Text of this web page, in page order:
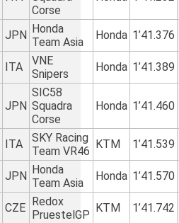
Corse
JPN
Honda
Team Asia
Honda 1’41.376
ITA
VNE
Snipers
Honda 1’41.389
JPN
SIC58
Squadra
Corse
Honda 1’41.460
ITA
SKY Racing
Team VR46
KTM 1’41.539
JPN
Honda
Team Asia
Honda 1’41.570
CZE
Redox
PruestelGP
KTM 1’41.742